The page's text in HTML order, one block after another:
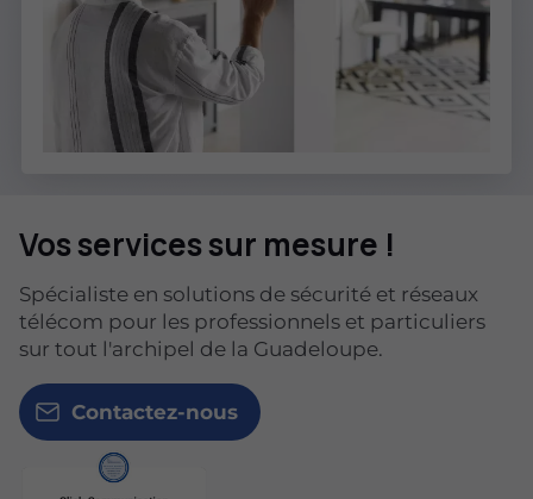
Vos services sur mesure !
Spécialiste en solutions de sécurité et réseaux
télécom pour les professionnels et particuliers
sur tout l'archipel de la Guadeloupe.
Contactez-nous